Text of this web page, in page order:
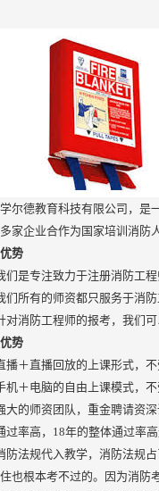
尔德教育科技有限公司，是
家企业合作为国家培训消防
势
们是专注致力于注册消防工
们所有的师资都只服务于消
对消防工程师的报考，我们
势
播＋直播回放的上课形式，
机＋电脑的自由上课模式，
大的师资团队，重金聘请资
过率高，18年的整体通过率
防法规代入教学，消防法规
也根本考不过的。因为消防